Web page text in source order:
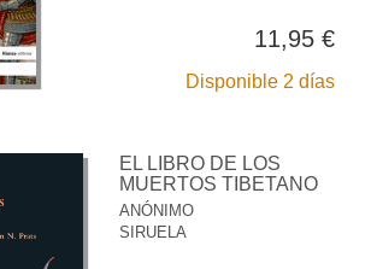
11,95 €
Disponible 2 días
EL LIBRO DE LOS
MUERTOS TIBETANO
ANÓNIMO
SIRUELA